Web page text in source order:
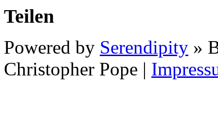
Teilen
Powered by Serendipity »
Christopher Pope |